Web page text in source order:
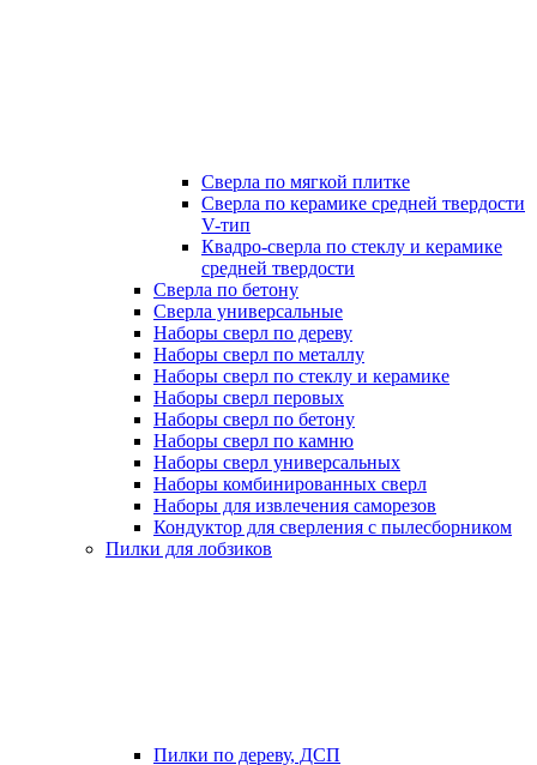
Сверла по мягкой плитке
Сверла по керамике средней твердости
V-тип
Квадро-сверла по стеклу и керамике
средней твердости
Сверла по бетону
Сверла универсальные
Наборы сверл по дереву
Наборы сверл по металлу
Наборы сверл по стеклу и керамике
Наборы сверл перовых
Наборы сверл по бетону
Наборы сверл по камню
Наборы сверл универсальных
Наборы комбинированных сверл
Наборы для извлечения саморезов
Кондуктор для сверления с пылесборником
Пилки для лобзиков
Пилки по дереву, ДСП